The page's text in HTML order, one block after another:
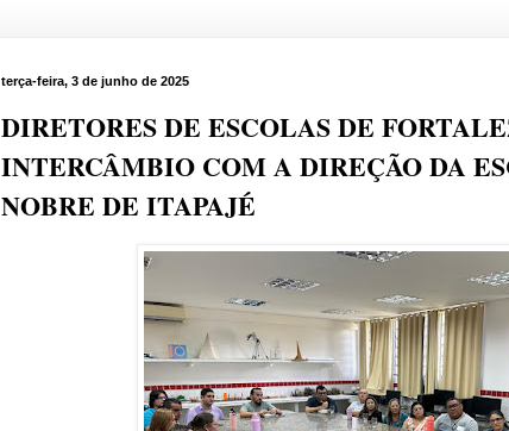
terça-feira, 3 de junho de 2025
DIRETORES DE ESCOLAS DE
INTERCÂMBIO COM A DIREÇÃO DA
NOBRE DE ITAPAJÉ